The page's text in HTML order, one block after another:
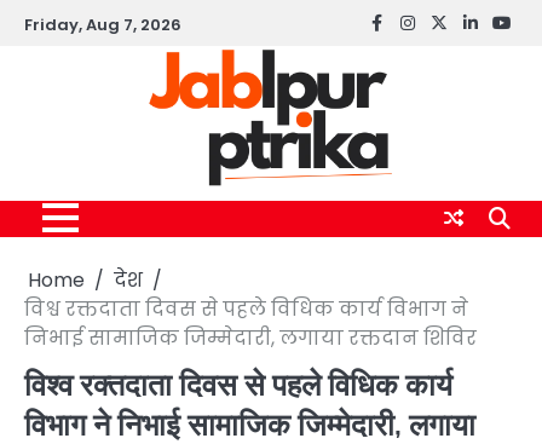
SkipFriday, Aug 7, 2026 Facebook
instagram
twitterlinkedin
Home
देश
विश्व रक्तदाता दिवस से पहले विधिक कार्य विभाग ने
निभाई सामाजिक जिम्मेदारी, लगाया रक्तदान शिविर
विश्व रक्तदाता दिवस से पहले विधिक कार्य
विभाग ने निभाई सामाजिक जिम्मेदारी, लगाया